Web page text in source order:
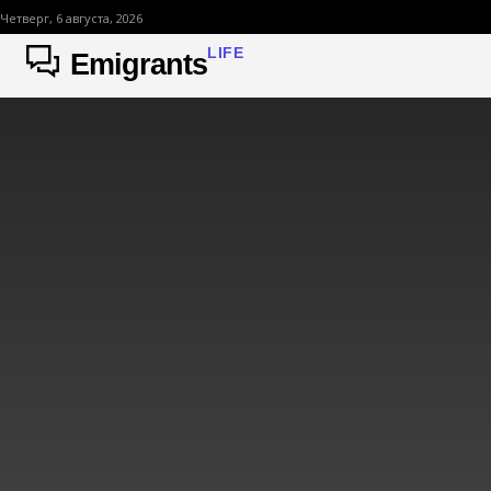
Четверг, 6 августа, 2026
EmigrantsLIFE